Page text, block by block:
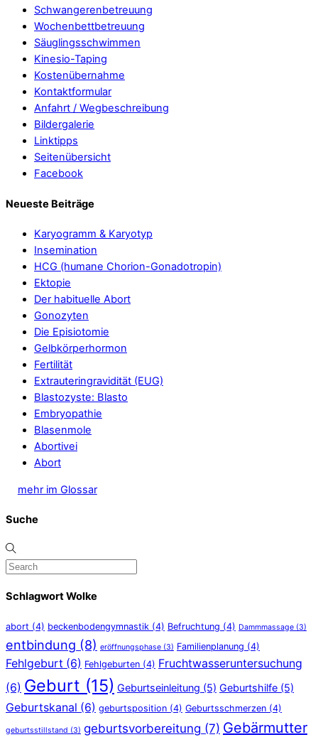
Schwangerenbetreuung
Wochenbettbetreuung
Säuglingsschwimmen
Kinesio-Taping
Kostenübernahme
Kontaktformular
Anfahrt / Wegbeschreibung
Bildergalerie
Linktipps
Seitenübersicht
Facebook
Neueste Beiträge
Karyogramm & Karyotyp
Insemination
HCG (humane Chorion-Gonadotropin)
Ektopie
Der habituelle Abort
Gonozyten
Die Episiotomie
Gelbkörperhormon
Fertilität
Extrauteringravidität (EUG)
Blastozyste: Blasto
Embryopathie
Blasenmole
Abortivei
Abort
mehr im Glossar
Suche
Schlagwort Wolke
abort (4) beckenbodengymnastik (4) Befruchtung (4) Dammmassage (3)
entbindung (8) eröffnungsphase (3) Familienplanung (4)
Fehlgeburt (6) Fehlgeburten (4) Fruchtwasseruntersuchung
(6) Geburt (15) Geburtseinleitung (5) Geburtshilfe (5)
Geburtskanal (6) geburtsposition (4) Geburtsschmerzen (4)
geburtsstillstand (3) geburtsvorbereitung (7) Gebärmutter